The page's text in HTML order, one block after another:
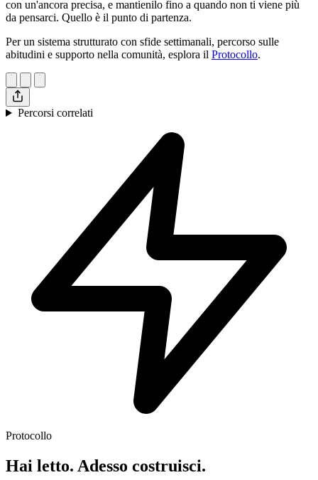
con un'ancora precisa, e mantienilo fino a quando non ti viene più
da pensarci. Quello è il punto di partenza.
Per un sistema strutturato con sfide settimanali, percorso sulle
abitudini e supporto nella comunità, esplora il Protocollo.
Percorsi correlati
Protocollo
Hai letto. Adesso costruisci.